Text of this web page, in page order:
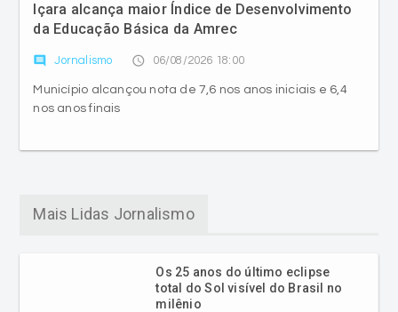
Içara alcança maior Índice de Desenvolvimento
da Educação Básica da Amrec
comment Jornalismo access_time 06/08/2026 18:00
Município alcançou nota de 7,6 nos anos iniciais e 6,4
nos anos finais
Mais Lidas Jornalismo
Os 25 anos do último eclipse
total do Sol visível do Brasil no
milênio